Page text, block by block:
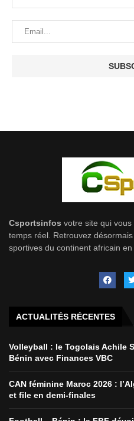
Csportsinfos votre site qui
temps réel. Retrouvez
sportives du continent africain en
ACTUALITÉS RÉCENTES
Volleyball : le Togolais Achile
Bénin avec Finances VBC
CAN féminine Maroc 2026 :
et file en demi-finales